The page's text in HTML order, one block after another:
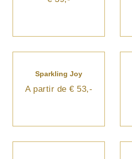
Sparkling Joy
A partir de € 53,-